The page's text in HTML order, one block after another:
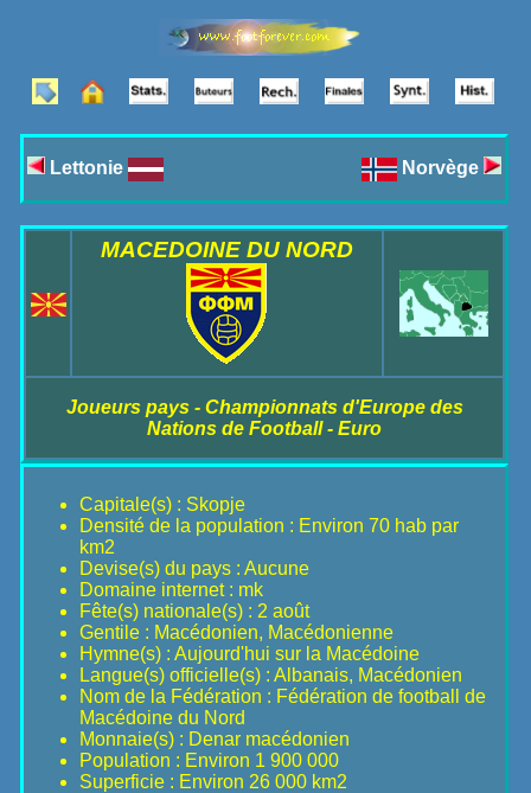
Lettonie Norvège
MACEDOINE DU NORD
Joueurs pays - Championnats d'Europe des
Nations de Football - Euro
Capitale(s) : Skopje
Densité de la population : Environ 70 hab par
km2
Devise(s) du pays : Aucune
Domaine internet : mk
Fête(s) nationale(s) : 2 août
Gentile : Macédonien, Macédonienne
Hymne(s) : Aujourd'hui sur la Macédoine
Langue(s) officielle(s) : Albanais, Macédonien
Nom de la Fédération : Fédération de football de
Macédoine du Nord
Monnaie(s) : Denar macédonien
Population : Environ 1 900 000
Superficie : Environ 26 000 km2